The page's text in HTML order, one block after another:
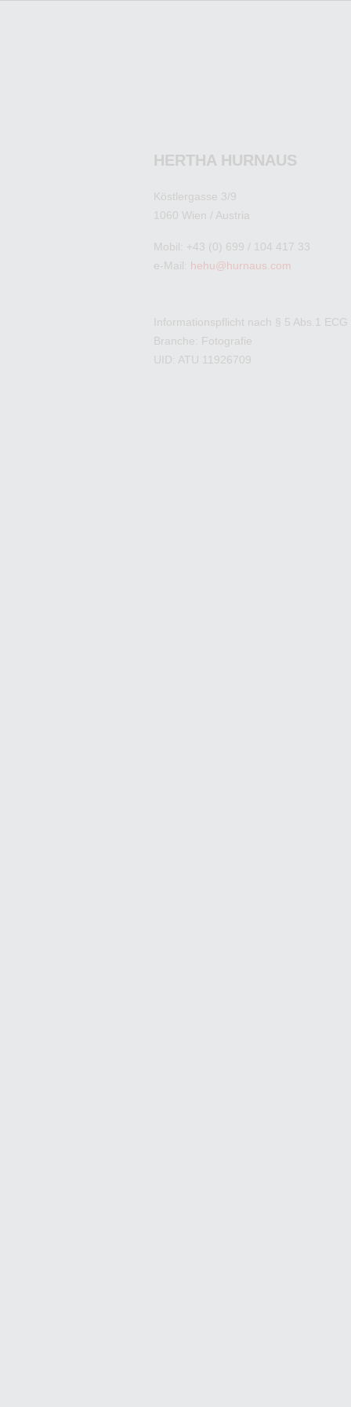
HERTHA HURNAUS
Köstlergasse 3/9
1060 Wien / Austria
Mobil: +43 (0) 699 / 104 417 33
e-Mail: hehu@hurnaus.com
Informationspflicht nach § 5 Abs.1 ECG
Branche: Fotografie
UID: ATU 11926709